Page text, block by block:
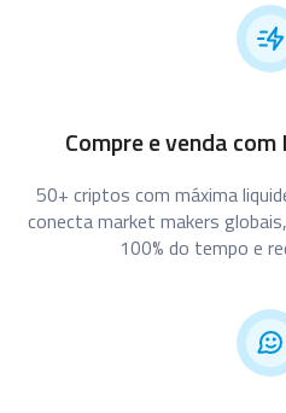
Compre e venda
50+ criptos com máxima
conecta market makers
100% do tempo e